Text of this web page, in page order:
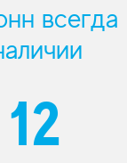
всегда
12